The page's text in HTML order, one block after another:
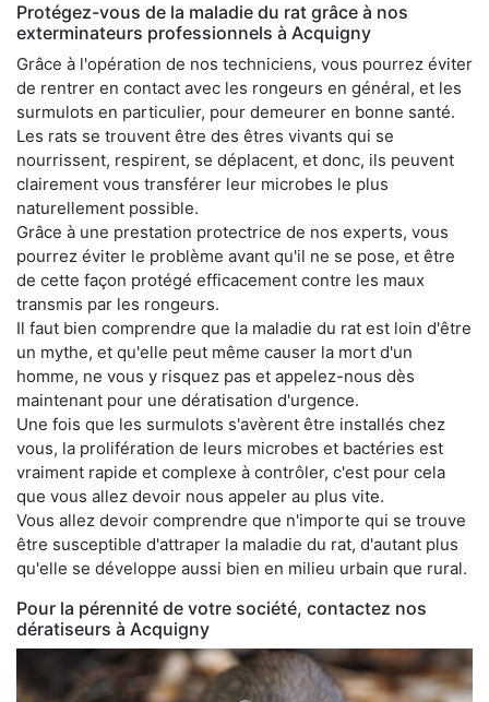
Protégez-vous de la maladie du rat grâce à nos
exterminateurs professionnels à Acquigny
Grâce à l'opération de nos techniciens, vous pourrez éviter
de rentrer en contact avec les rongeurs en général, et les
surmulots en particulier, pour demeurer en bonne santé.
Les rats se trouvent être des êtres vivants qui se
nourrissent, respirent, se déplacent, et donc, ils peuvent
clairement vous transférer leur microbes le plus
naturellement possible.
Grâce à une prestation protectrice de nos experts, vous
pourrez éviter le problème avant qu'il ne se pose, et être
de cette façon protégé efficacement contre les maux
transmis par les rongeurs.
Il faut bien comprendre que la maladie du rat est loin d'être
un mythe, et qu'elle peut même causer la mort d'un
homme, ne vous y risquez pas et appelez-nous dès
maintenant pour une dératisation d'urgence.
Une fois que les surmulots s'avèrent être installés chez
vous, la prolifération de leurs microbes et bactéries est
vraiment rapide et complexe à contrôler, c'est pour cela
que vous allez devoir nous appeler au plus vite.
Vous allez devoir comprendre que n'importe qui se trouve
être susceptible d'attraper la maladie du rat, d'autant plus
qu'elle se développe aussi bien en milieu urbain que rural.
Pour la pérennité de votre société, contactez nos
dératiseurs à Acquigny